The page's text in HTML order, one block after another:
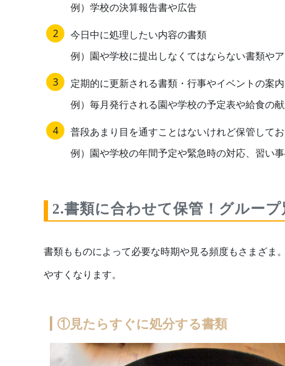
例）学校の決算報告書や広告
今日中に処理したい内容の書類
例）園や学校に提出しなくてはならない書類や
定期的に更新される書類・行事やイベントの案内
例）毎月発行される園や学校の予定表や給食の
普段あまり目を通すことはないけれど保管して
例）園や学校の年間予定や緊急時の対応、習い
2.書類に合わせて保管！グルー
書類もものによって必要な時期や見る頻度もさまざま
やすくなります。
①見たらすぐに処分する書類